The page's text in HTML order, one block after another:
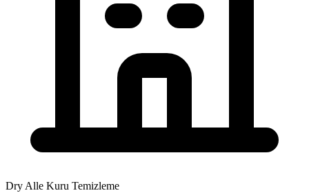
Dry Alle Kuru Temizleme